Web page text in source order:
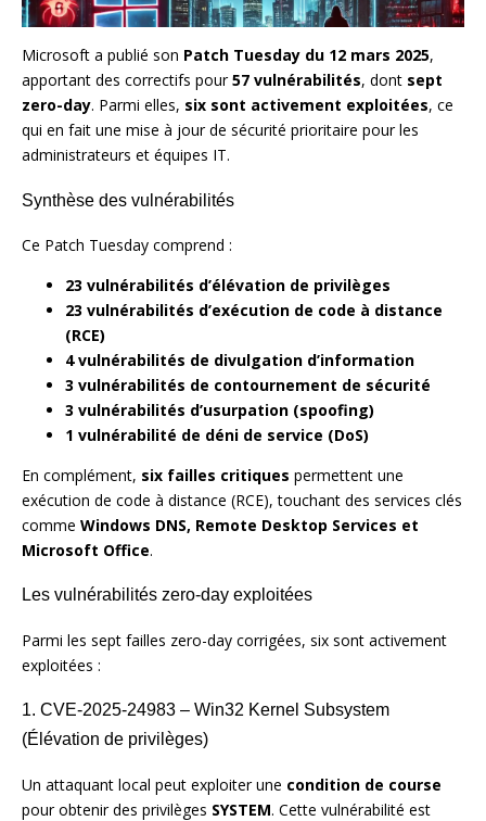
Microsoft a publié son Patch Tuesday du 12 mars 2025,
apportant des correctifs pour57 vulnérabilités, dont sept
zero-day. Parmi elles, six sont activement exploitées, ce
qui en fait une mise à jour de sécurité prioritaire pour les
administrateurs et équipes IT.
Synthèse des vulnérabilités
Ce Patch Tuesday comprend :
23 vulnérabilités d’élévation de privilèges
23 vulnérabilités d’exécution de code à distance
(RCE)
4 vulnérabilités de divulgation d’information
3 vulnérabilités de contournement de sécurité
3 vulnérabilités d’usurpation (spoofing)
1 vulnérabilité de déni de service (DoS)
En complément, six failles critiques permettent une
exécution de code à distance (RCE), touchant des services clés
comme Windows DNS, Remote Desktop Services et
Microsoft Office.
Les vulnérabilités zero-day exploitées
Parmi les sept failles zero-day corrigées, six sont activement
exploitées :
1. CVE-2025-24983 – Win32 Kernel Subsystem
(Élévation de privilèges)
Un attaquant local peut exploiter une condition de course
pour obtenir des privilèges SYSTEM. Cette vulnérabilité est